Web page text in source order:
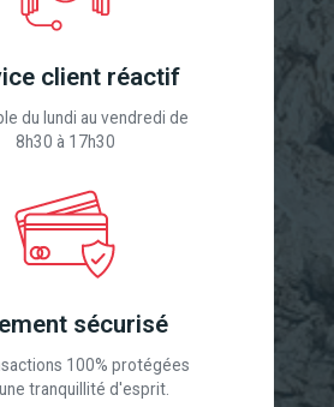
client réactif
du lundi au vendredi de
8h30 à 17h30
sécurisé
100% protégées
tranquillité d'esprit.